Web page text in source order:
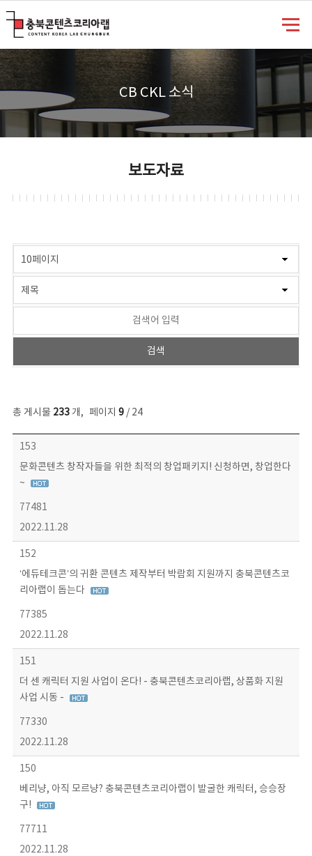
CB CKL 소식
보도자료
총 게시물 233개, 페이지 9/ 24
보도자료 목록 - 번호, 제목, 작성자, 파일, 조회수, 작성일 정보 제공
153
문화콘텐츠 창작자들을 위한 최적의 창업패키지! 신청하면, 창업한다
~
77481
2022.11.28
152
‘에듀테크콘’의 귀환 콘텐츠 제작부터 박람회 지원까지 충북콘텐츠코
리아랩이 돕는다
77385
2022.11.28
151
더 센 캐릭터 지원 사업이 온다! - 충북콘텐츠코리아랩, 상품화 지원
사업 시동 -
77330
2022.11.28
150
베리냥, 아직 모르냥? 충북콘텐츠코리아랩이 발굴한 캐릭터, 승승장
구!
77711
2022.11.28